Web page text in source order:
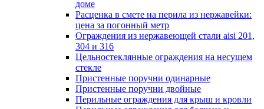
доме
Расценка в смете на перила из нержавейки:
цена за погонный метр
Ограждения из нержавеющей стали aisi 201,
304 и 316
Цельностеклянные ограждения на несущем
стекле
Пристенные поручни одинарные
Пристенные поручни двойные
Перильные ограждения для крыш и кровли